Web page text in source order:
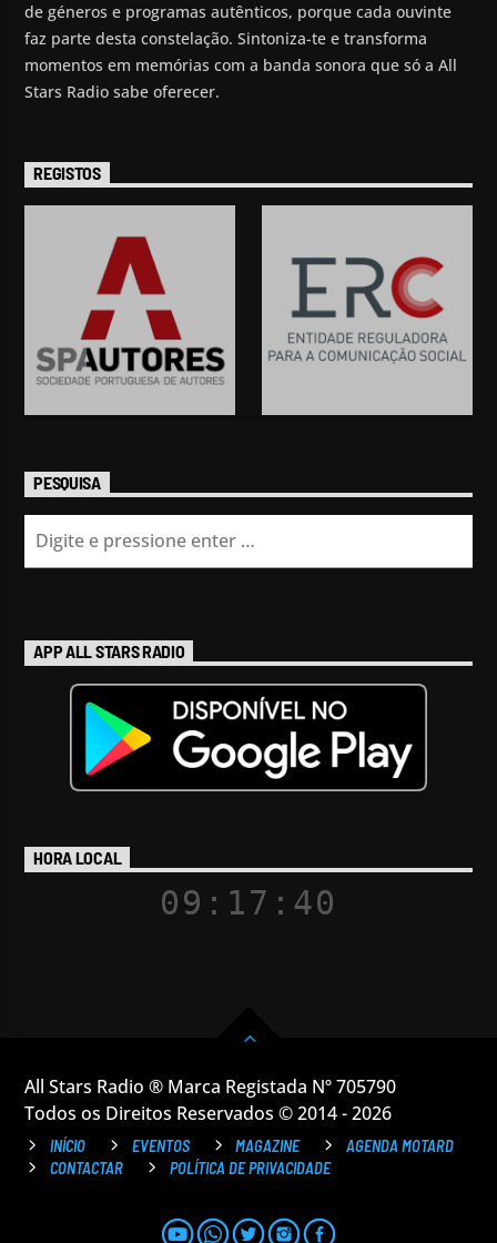
de géneros e programas autênticos, porque cada ouvinte
faz parte desta constelação. Sintoniza-te e transforma
momentos em memórias com a banda sonora que só a All
Stars Radio sabe oferecer.
REGISTOS
PESQUISA
APP ALL STARS RADIO
HORA LOCAL
09:17:41
All Stars Radio ® Marca Registada Nº 705790
Todos os Direitos Reservados © 2014 - 2026
INÍCIO EVENTOS MAGAZINE
AGENDA MOTARD
CONTACTAR
POLÍTICA DE PRIVACIDADE